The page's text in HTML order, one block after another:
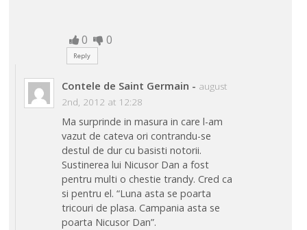
0 0
Reply
Contele de Saint Germain - august
2nd, 2012 at 12:28
Ma surprinde in masura in care l-am
vazut de cateva ori contrandu-se
destul de dur cu basisti notorii.
Sustinerea lui Nicusor Dan a fost
pentru multi o chestie trandy. Cred ca
si pentru el. “Luna asta se poarta
tricouri de plasa. Campania asta se
poarta Nicusor Dan”.